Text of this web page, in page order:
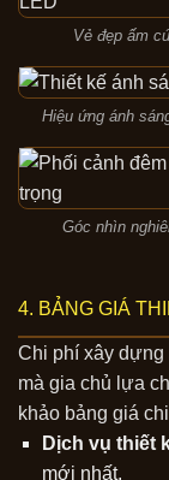
Vẻ đẹp ấm
Hiệu ứng ánh
Góc nhìn
4. BẢNG GIÁ
Chi phí xây dựng
mà gia chủ lựa
khảo bảng giá
Dịch vụ thiết
mới nhất.